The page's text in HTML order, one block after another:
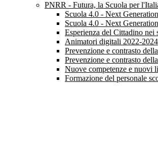
PNRR - Futura, la Scuola per
Scuola 4.0 - Next
Scuola 4.0 - Next
Esperienza del Cittadino nei
Animatori digitali 2022-2024
Prevenzione e contrasto
Prevenzione e contrasto
Nuove competenze e nuovi
Formazione del personale